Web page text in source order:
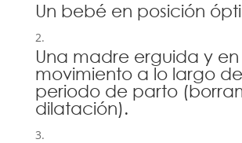
Un bebé en posición
Una madre erguida y en
movimiento a lo largo
periodo de parto
dilatación).